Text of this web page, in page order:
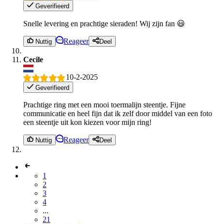
Geverifieerd
Snelle levering en prachtige sieraden! Wij zijn fan 😃
Nuttig Reageer Deel
Cecile
10-2-2025
Geverifieerd
Prachtige ring met een mooi toermalijn steentje. Fijne
communicatie en heel fijn dat ik zelf door middel van een foto
een steentje uit kon kiezen voor mijn ring!
Nuttig Reageer Deel
1
2
3
4
...
21